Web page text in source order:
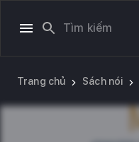
Trang chủ Sách nói